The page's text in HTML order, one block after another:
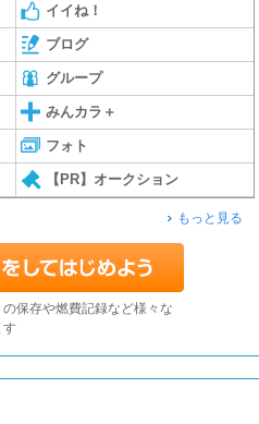
イイね！
ブログ
グループ
みんカラ＋
フォト
【PR】オークション
もっと見る
保存や燃費記録など様々な